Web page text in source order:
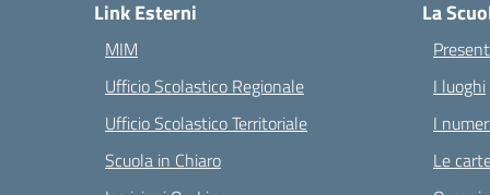
Link Esterni
MIM
Ufficio Scolastico Regionale
Ufficio Scolastico Territoriale
Scuola in Chiaro
La
I luoghi
I
Le